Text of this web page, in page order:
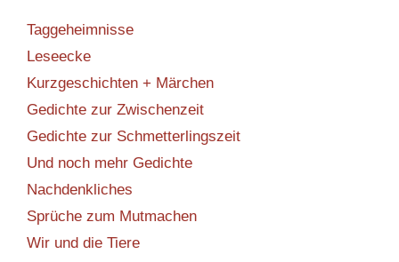
Taggeheimnisse
Leseecke
Kurzgeschichten + Märchen
Gedichte zur Zwischenzeit
Gedichte zur Schmetterlingszeit
Und noch mehr Gedichte
Nachdenkliches
Sprüche zum Mutmachen
Wir und die Tiere